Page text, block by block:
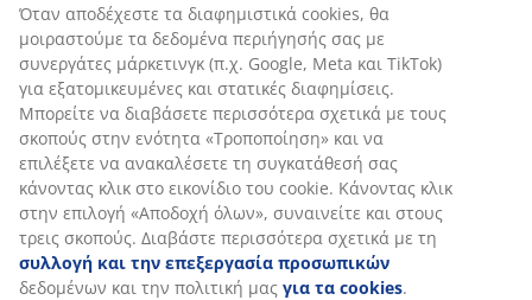
Όταν αποδέχεστε τα διαφημιστικά cookies, θα
μοιραστούμε τα δεδομένα περιήγησής σας με
συνεργάτες μάρκετινγκ (π.χ. Google, Meta και TikTok)
για εξατομικευμένες και στατικές διαφημίσεις.
Μπορείτε να διαβάσετε περισσότερα σχετικά με τους
σκοπούς στην ενότητα «Τροποποίηση» και να
επιλέξετε να ανακαλέσετε τη συγκατάθεσή σας
κάνοντας κλικ στο εικονίδιο του cookie. Κάνοντας κλικ
στην επιλογή «Αποδοχή όλων», συναινείτε και στους
τρεις σκοπούς. Διαβάστε περισσότερα σχετικά με τη
συλλογή και την επεξεργασία προσωπικών
δεδομένων και την πολιτική μας για τα cookies.